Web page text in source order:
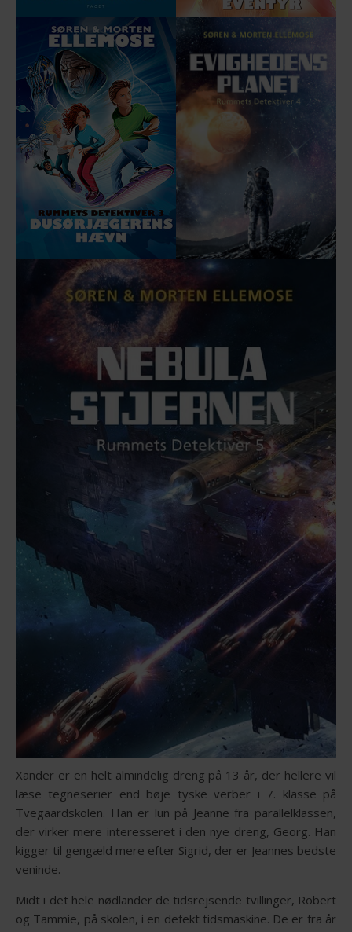
Xander er en helt almindelig dreng på 13 år, der hellere vil
læse tegneserier end bøje tyske verber i 7. klasse på
Tvegaardskolen. Han er lun på Jeanne fra parallelklassen,
der virker mere interesseret i den nye dreng, Georg. Han
kigger til gengæld mere efter Sigrid, der er Jeannes bedste
veninde.
Midt i det hele nødlander de tidsrejsende tvillinger, Robert
og Tammie, på skolen, i en defekt tidsmaskine. De er fra år